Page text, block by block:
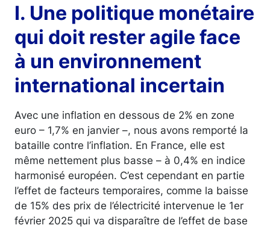
I. Une politique monétaire
qui doit rester agile face
à un environnement
international incertain
Avec une inflation en dessous de 2% en zone
euro – 1,7% en janvier –, nous avons remporté la
bataille contre l’inflation. En France, elle est
même nettement plus basse – à 0,4% en indice
harmonisé européen. C’est cependant en partie
l’effet de facteurs temporaires, comme la baisse
de 15% des prix de l’électricité intervenue le 1er
février 2025 qui va disparaître de l’effet de base